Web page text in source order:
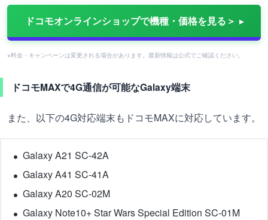
ドコモオンラインショップで機種・価格を見る＞
※料金・キャンペーンは変更される場合があります。最新情報は公式でご確認ください。
ドコモMAXで4G通信が可能なGalaxy端末
また、以下の4G対応端末もドコモMAXに対応しています。
Galaxy A21 SC-42A
Galaxy A41 SC-41A
Galaxy A20 SC-02M
Galaxy Note10+ Star Wars Special Edition SC-01M